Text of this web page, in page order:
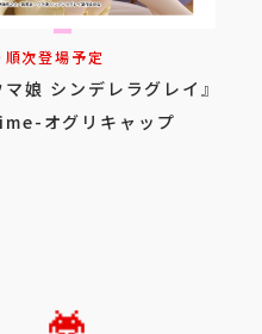
次登場予定
マ娘 シンデレラグレイ』
オグリキャップ